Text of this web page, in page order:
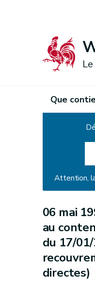
Que
Attention,
06 mai
au
du 17/
directes)